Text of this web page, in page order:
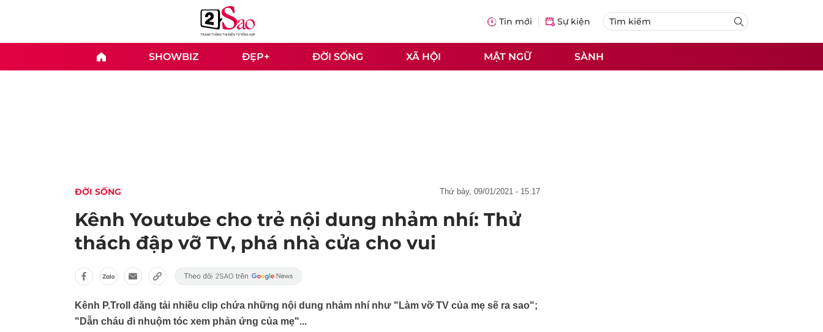
Tin mới Sự kiện
SHOWBIZ ĐẸP+ ĐỜI SỐNG XÃ HỘI MẬT NGỮ SÀNH
ĐỜI SỐNG thứ bảy, 09/01/2021 - 15:17
Kênh Youtube cho trẻ nội dung nhảm nhí: Thử
thách đập vỡ TV, phá nhà cửa cho vui
Kênh P.Troll đăng tải nhiều clip chứa những nội dung nhảm nhí như "Làm vỡ TV của mẹ sẽ ra sao";
"Dẫn cháu đi nhuộm tóc xem phản ứng của mẹ"...